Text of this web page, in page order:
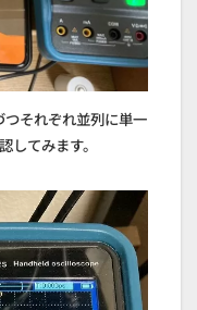
それぞれ並列に単一
してみます。